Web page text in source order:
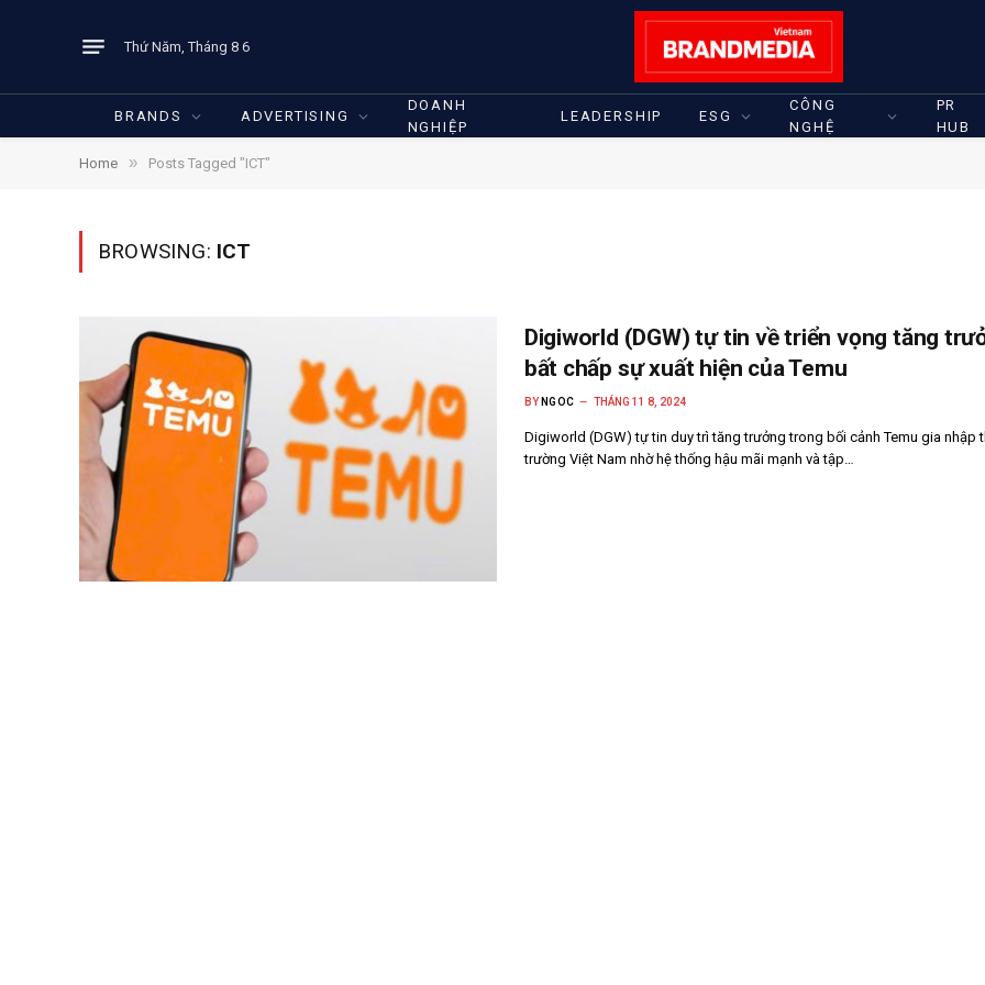
Thứ Năm, Tháng 8 6
BRANDS ADVERTISING
DOANH
NGHIỆP
LEADERSHIP ESG
CÔNG
NGHỆ
PR
HUB
Home » Posts Tagged "ICT"
BROWSING: ICT
Digiworld (DGW) tự tin về triển vọng tăng
bất chấp sự xuất hiện của Temu
BY NGOC THÁNG 11 8, 2024
Digiworld (DGW) tự tin duy trì tăng trưởng trong bối cảnh Temu gia nhập
trường Việt Nam nhờ hệ thống hậu mãi mạnh và tập…